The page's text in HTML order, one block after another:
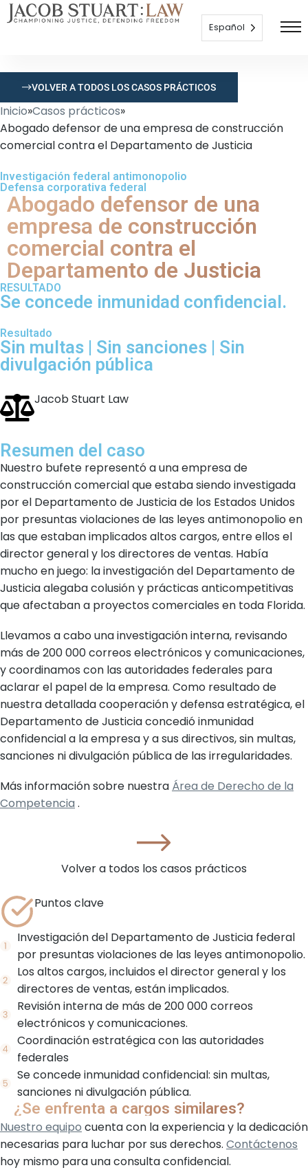
Español
VOLVER A TODOS LOS CASOS PRÁCTICOS
Inicio»Casos prácticos»
Abogado defensor de una empresa de construcción
comercial contra el Departamento de Justicia
Investigación federal antimonopolio
Defensa corporativa federal
Abogado defensor de una
empresa de construcción
comercial contra el
Departamento de Justicia
RESULTADO
Se concede inmunidad confidencial.
Resultado
Sin multas | Sin sanciones | Sin
divulgación pública
Jacob Stuart Law
Resumen del caso
Nuestro bufete representó a una empresa de
construcción comercial que estaba siendo investigada
por el Departamento de Justicia de los Estados Unidos
por presuntas violaciones de las leyes antimonopolio en
las que estaban implicados altos cargos, entre ellos el
director general y los directores de ventas. Había
mucho en juego: la investigación del Departamento de
Justicia alegaba colusión y prácticas anticompetitivas
que afectaban a proyectos comerciales en toda Florida.
Llevamos a cabo una investigación interna, revisando
más de 200 000 correos electrónicos y comunicaciones,
y coordinamos con las autoridades federales para
aclarar el papel de la empresa. Como resultado de
nuestra detallada cooperación y defensa estratégica, el
Departamento de Justicia concedió inmunidad
confidencial a la empresa y a sus directivos, sin multas,
sanciones ni divulgación pública de las irregularidades.
Más información sobre nuestra Área de Derecho de la
Competencia .
Volver a todos los casos prácticos
Puntos clave
Investigación del Departamento de Justicia federal
por presuntas violaciones de las leyes antimonopolio.
Los altos cargos, incluidos el director general y los
directores de ventas, están implicados.
Revisión interna de más de 200 000 correos
electrónicos y comunicaciones.
Coordinación estratégica con las autoridades
federales
Se concede inmunidad confidencial: sin multas,
sanciones ni divulgación pública.
¿Se enfrenta a cargos similares?
Nuestro equipo cuenta con la experiencia y la dedicación
necesarias para luchar por sus derechos. Contáctenos
hoy mismo para una consulta confidencial.